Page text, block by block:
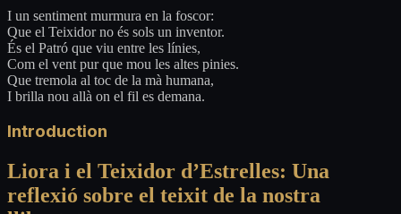
I un sentiment murmura en la foscor:
Que el Teixidor no és sols un inventor.
És el Patró que viu entre les línies,
Com el vent pur que mou les altes pinies.
Que tremola al toc de la mà humana,
I brilla nou allà on el fil es demana.
Introduction
Liora i el Teixidor d’Estrelles: Una
reflexió sobre el teixit de la nostra